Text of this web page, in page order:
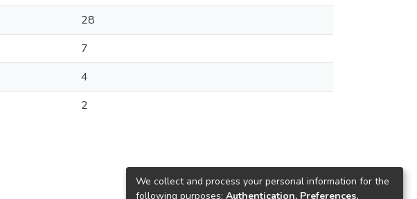
28
7
4
2
We collect and process your personal information for the
following purposes: Authentication, Preferences,